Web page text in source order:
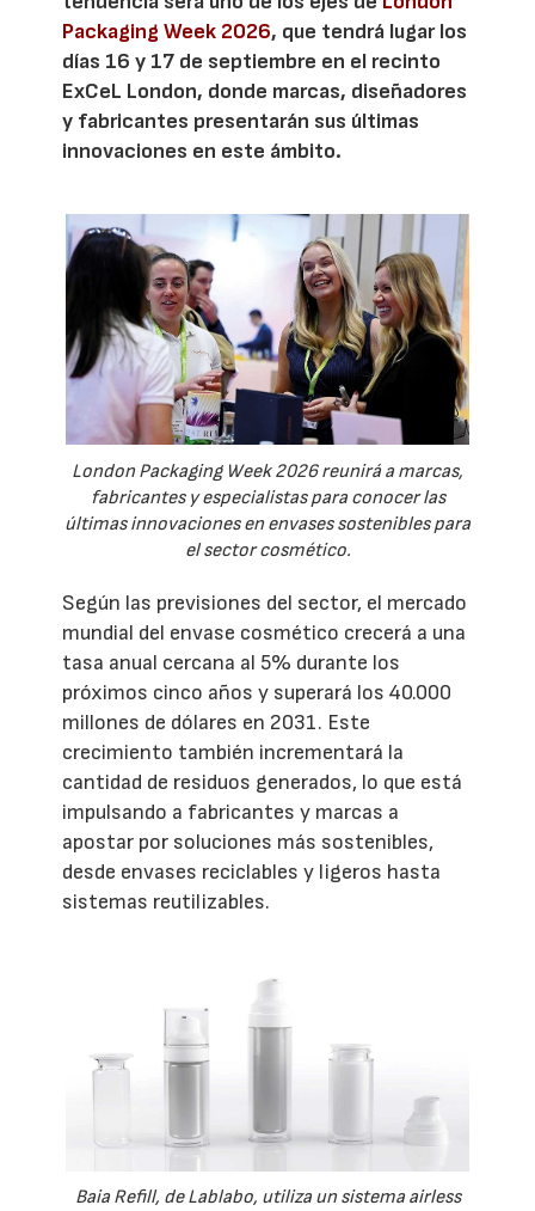
Packaging Week 2026, que tendrá lugar los
días 16 y 17 de septiembre en el recinto
ExCeL London, donde marcas, diseñadores
y fabricantes presentarán sus últimas
innovaciones en este ámbito.
London Packaging Week 2026 reunirá a marcas,
fabricantes y especialistas para conocer las
últimas innovaciones en envases sostenibles para
el sector cosmético.
Según las previsiones del sector, el mercado
mundial del envase cosmético crecerá a una
tasa anual cercana al 5% durante los
próximos cinco años y superará los 40.000
millones de dólares en 2031. Este
crecimiento también incrementará la
cantidad de residuos generados, lo que está
impulsando a fabricantes y marcas a
apostar por soluciones más sostenibles,
desde envases reciclables y ligeros hasta
sistemas reutilizables.
Baia Refill, de Lablabo, utiliza un sistema airless